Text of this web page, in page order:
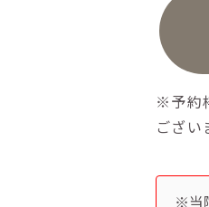
※予約
ござい
※当